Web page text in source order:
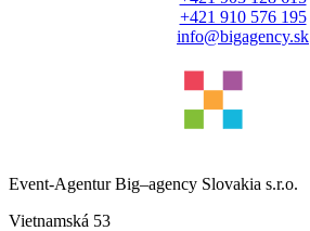
+421 910 576 195
info@bigagency.sk
Event-AgenturBig–agency Slovakia s.r.o.
Vietnamská 53